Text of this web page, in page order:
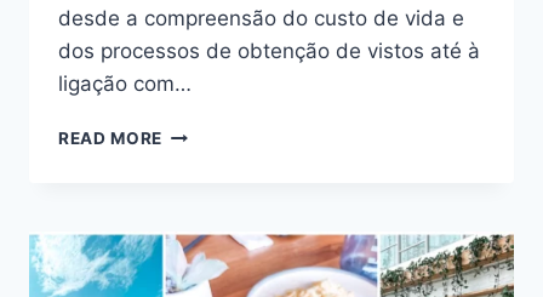
desde a compreensão do custo de vida e
dos processos de obtenção de vistos até à
ligação com…
READ MORE DE
DOMINE
OS
SEGREDOS